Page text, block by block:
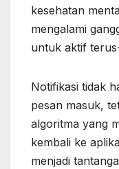
kesehatan
mengalami
untuk aktif
Notifikasi tidak
pesan masuk,
algoritma yang
kembali ke
menjadi